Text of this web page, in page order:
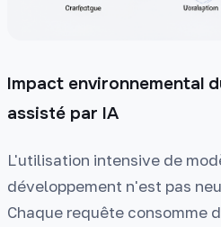
Impact environnemental
assisté par IA
L'utilisation intensive de
développement n'est pas
Chaque requête consomme